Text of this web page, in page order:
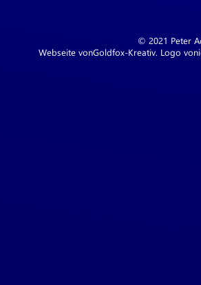
© 2021 Peter
Webseite vonGoldfox-Kreativ. Logo von